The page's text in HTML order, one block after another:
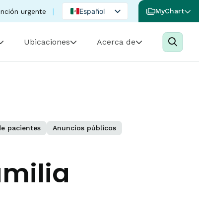
urgente
Español
Portuguese
MyChart
Ubicaciones Acerca de
pacientes Anuncios públicos